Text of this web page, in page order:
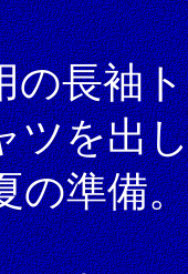
の長袖
ツを出
の準備。